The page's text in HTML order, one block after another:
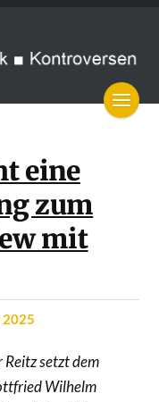
eine
zum
mit
2025
setzt dem
Wilhelm